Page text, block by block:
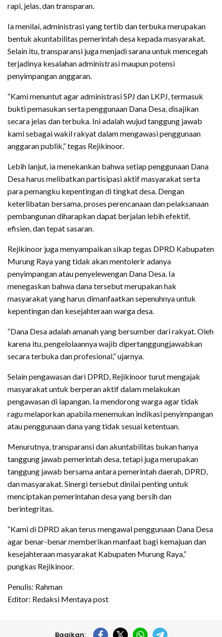
rapi, jelas, dan transparan.
Ia menilai, administrasi yang tertib dan terbuka merupakan
bentuk akuntabilitas pemerintah desa kepada masyarakat.
Selain itu, transparansi juga menjadi sarana untuk mencegah
terjadinya kesalahan administrasi maupun potensi
penyimpangan anggaran.
“Kami menuntut agar administrasi SPJ dan LKPJ, termasuk
bukti pemasukan serta penggunaan Dana Desa, disajikan
secara jelas dan terbuka. Ini adalah wujud tanggung jawab
kami sebagai wakil rakyat dalam mengawasi penggunaan
anggaran publik,” tegas Rejikinoor.
Lebih lanjut, ia menekankan bahwa setiap penggunaan Dana
Desa harus melibatkan partisipasi aktif masyarakat serta
para pemangku kepentingan di tingkat desa. Dengan
keterlibatan bersama, proses perencanaan dan pelaksanaan
pembangunan diharapkan dapat berjalan lebih efektif,
efisien, dan tepat sasaran.
Rejikinoor juga menyampaikan sikap tegas DPRD Kabupaten
Murung Raya yang tidak akan mentolerir adanya
penyimpangan atau penyelewengan Dana Desa. Ia
menegaskan bahwa dana tersebut merupakan hak
masyarakat yang harus dimanfaatkan sepenuhnya untuk
kepentingan dan kesejahteraan warga desa.
“Dana Desa adalah amanah yang bersumber dari rakyat. Oleh
karena itu, pengelolaannya wajib dipertanggungjawabkan
secara terbuka dan profesional,” ujarnya.
Selain pengawasan dari DPRD, Rejikinoor turut mengajak
masyarakat untuk berperan aktif dalam melakukan
pengawasan di lapangan. Ia mendorong warga agar tidak
ragu melaporkan apabila menemukan indikasi penyimpangan
atau penggunaan dana yang tidak sesuai ketentuan.
Menurutnya, transparansi dan akuntabilitas bukan hanya
tanggung jawab pemerintah desa, tetapi juga merupakan
tanggung jawab bersama antara pemerintah daerah, DPRD,
dan masyarakat. Sinergi tersebut dinilai penting untuk
menciptakan pemerintahan desa yang bersih dan
berintegritas.
“Kami di DPRD akan terus mengawal penggunaan Dana Desa
agar benar-benar memberikan manfaat bagi kemajuan dan
kesejahteraan masyarakat Kabupaten Murung Raya,”
pungkas Rejikinoor.
Penulis: Rahman
Editor: Redaksi Mentaya post
Bagikan: